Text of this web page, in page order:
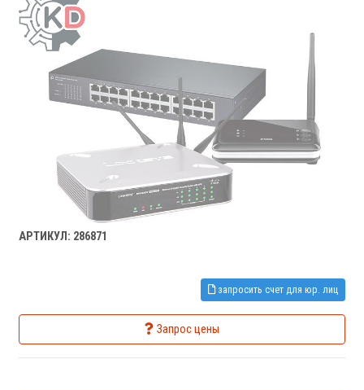
АРТИКУЛ: 286871
запросить счет для юр. лиц
Запрос цены